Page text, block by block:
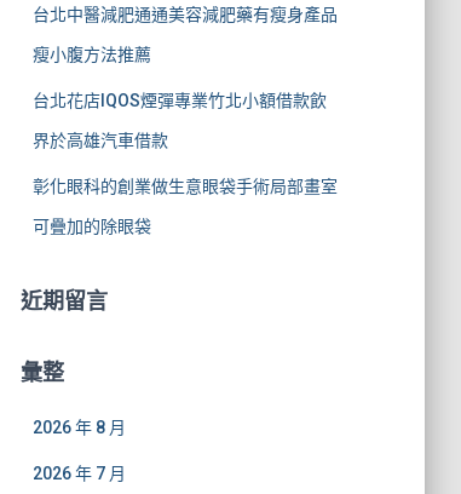
台北中醫減肥通通美容減肥藥有瘦身產品
瘦小腹方法推薦
台北花店IQOS煙彈專業竹北小額借款飲
界於高雄汽車借款
彰化眼科的創業做生意眼袋手術局部畫室
可疊加的除眼袋
近期留言
彙整
2026 年 8 月
2026 年 7 月